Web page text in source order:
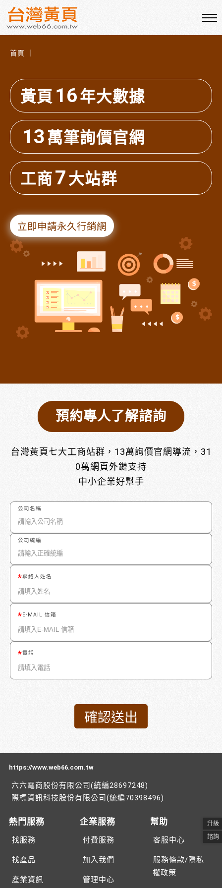
首頁 ｜
黃頁 16年大數據
13萬筆詢價官網
工商7大站群
立即申請永久行銷網
預約專人了解諮詢
台灣黃頁七大工商站群，13萬詢價官網導流，31
0萬網頁外鏈支持
中小企業好幫手
公司名稱
公司統編
聯絡人姓名
E-MAIL 信箱
電話
https://www.web66.com.tw
六六電商股份有限公司(統編28697248)
際標資訊科技股份有限公司(統編70398496)
熱門服務
找服務
找產品
產業資訊
企業服務
付費服務
加入我們
管理中心
幫助
客服中心
服務條款/隱私
權政策
升級
諮詢